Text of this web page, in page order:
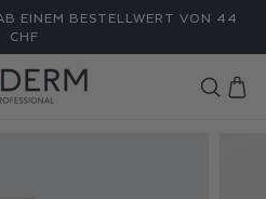
EINEM BESTELLWERT VON 44
CHF